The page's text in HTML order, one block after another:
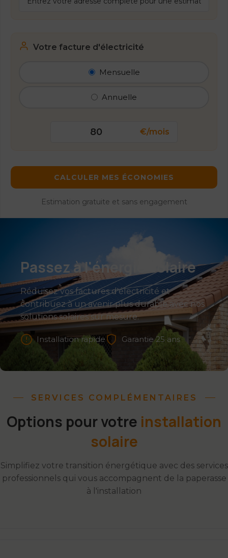
Votre facture d'électricité
Mensuelle
Annuelle
€/mois
CALCULER MES ÉCONOMIES
Estimation gratuite et sans engagement
Passez à l'énergie solaire
Réduisez vos factures d'électricité et
contribuez à un avenir plus durable avec nos
solutions solaires sur mesure.
Installation rapide Garantie 25 ans
SERVICES COMPLÉMENTAIRES
Options pour votre installation
solaire
Simplifiez votre transition énergétique avec des services
professionnels qui vous accompagnent de la paperasse
à l'installation